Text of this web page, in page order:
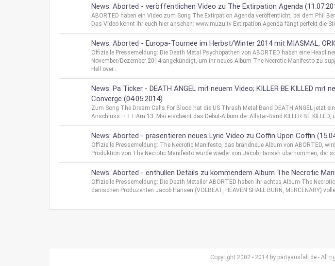
News: Aborted - veröffentlichen Video zu The Extirpation Agenda
ABORTED haben ein Video zum Song The Extirpation Agenda veröffentlicht, bei dem Phil
Das Video könnt ihr euch hier ansehen: www.muzu.tv Extirpation Agenda fängt perfekt die
News: Aborted - Europa-Tournee im Herbst/Winter 2014 mit MIASMAL,
Offizielle Pressemeldung: Die Death Metal Psychopathen von ABORTED haben eine
November/Dezember 2014 angekündigt, um ihr neues Album The Necrotic Manifesto zu
Hell over...
News: Pa Ticker - DEATH ANGEL mit neuem Video; KILLER BE KILLED mit
Converge (04.05.2014)
Zum Song The Dream Calls For Blood hat die US Thrash Metal Band DEATH ANGEL jetzt
Anschluss. +++ Am 13. Mai erscheint das Debüt-Album der Allstar-Band KILLER BE KILLED,
News: Aborted - präsentieren neues Lyric Video zu Coffin Upon Coffin
Offizielle Pressemeldung: The Necrotic Manifesto, das brandneue Album von ABORTED,
Produktion von The Necrotic Manifesto wurde wieder von Jacob Hansen übernommen, der
News: Aborted - enthüllen Details zu kommendem Album The Necrotic
Offizielle Pressemeldung: Die Death Metaller ABORTED haben ihr achtes Album The
dänischen Produzenten Jacob Hansen (VOLBEAT, HEAVEN SHALL BURN, MERCENARY)
Copyright 2002 - 2014 by partyausfall.de - All